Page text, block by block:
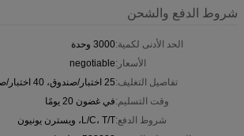
شروط الدفع والشحن
الحد الأدنى لكمية:3000 وحدة
الأسعار:negotiable
تفاصيل التغليف:25 اختبار/صندوق، 40 اختبار/صندوق
وقت التسليم:في غضون 20 يومًا
شروط الدفع:L/C، T/T، ويسترن يونيون